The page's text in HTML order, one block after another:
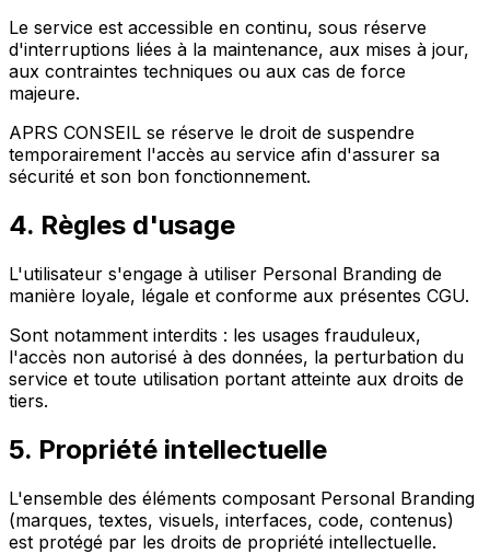
Le service est accessible en continu, sous réserve
d'interruptions liées à la maintenance, aux mises à jour,
aux contraintes techniques ou aux cas de force
majeure.
APRS CONSEIL se réserve le droit de suspendre
temporairement l'accès au service afin d'assurer sa
sécurité et son bon fonctionnement.
4. Règles d'usage
L'utilisateur s'engage à utiliser Personal Branding de
manière loyale, légale et conforme aux présentes CGU.
Sont notamment interdits : les usages frauduleux,
l'accès non autorisé à des données, la perturbation du
service et toute utilisation portant atteinte aux droits de
tiers.
5. Propriété intellectuelle
L'ensemble des éléments composant Personal Branding
(marques, textes, visuels, interfaces, code, contenus)
est protégé par les droits de propriété intellectuelle.